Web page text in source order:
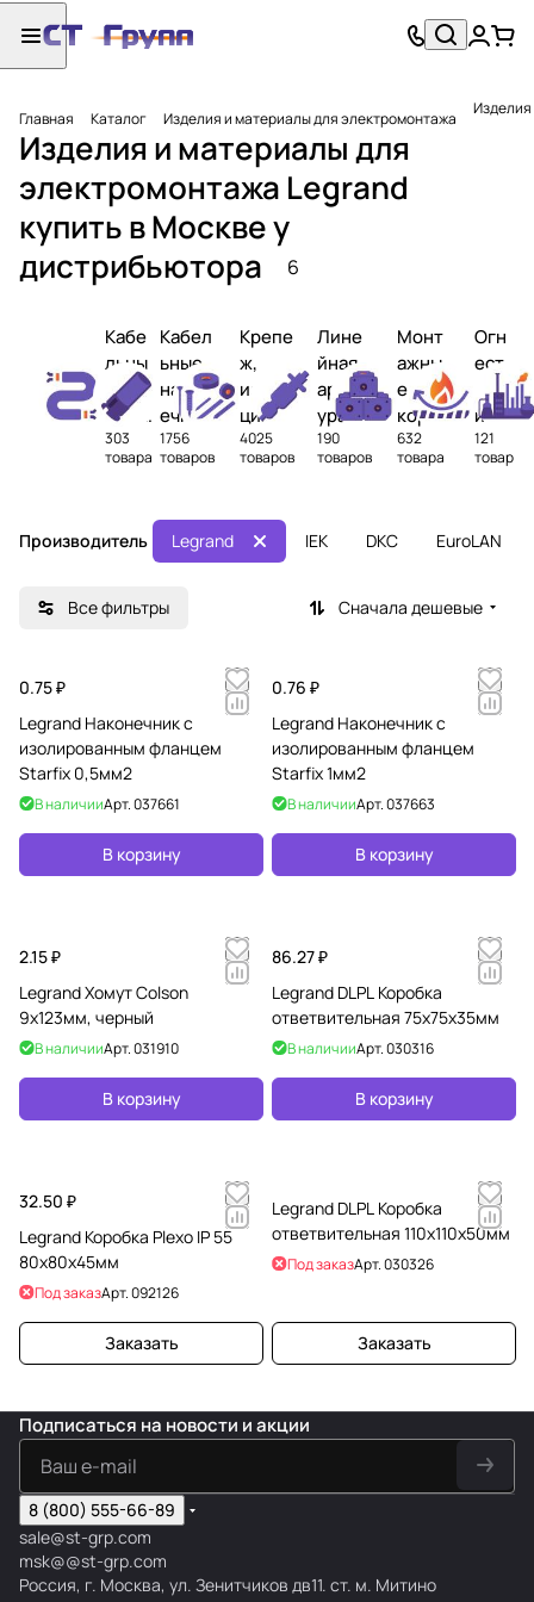
Главная Каталог Изделия и материалы для электромонтажа
Изделия и материалы для
электромонтажа Legrand
купить в Москве у
дистрибьютора
6
Кабе
льны
е
муфт
ы
303
товара
Кабел
ьные
након
ечник
и,
гильз
зажи
мы
1756
товаров
Крепе
ж,
изоля
ция,
марки
ровка
4025
товаров
Лине
йная
армат
ура
для
кабел
С,
190
товаров
Монт
ажны
е
коро
бки и
клем
632
товара
Огн
ест
ойк
ие
про
ход
121
товар
Производитель IEK DKC EuroLAN
Legrand
Все фильтры Сначала дешевые
0.75 ₽
Legrand Наконечник с
изолированным фланцем
Starfix 0,5мм2
В наличииАрт.037661
В корзину
0.76 ₽
Legrand Наконечник с
изолированным фланцем
Starfix 1мм2
В наличииАрт.037663
В корзину
2.15 ₽
Legrand Хомут Colson
9х123мм, черный
В наличииАрт.031910
В корзину
86.27 ₽
Legrand DLPL Коробка
ответвительная 75х75х35мм
В наличииАрт.030316
В корзину
32.50 ₽
Legrand Коробка Plexo IP 55
80х80х45мм
Под заказАрт.092126
Заказать
Legrand DLPL Коробка
ответвительная 110х110х50мм
Под заказАрт.030326
Заказать
Подписаться на новости и акции
8 (800) 555-66-89
sale@st-grp.com
msk@@st-grp.com
Россия, г. Москва, ул. Зенитчиков дв11. ст. м. Митино